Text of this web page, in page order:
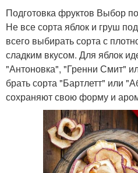
Подготовка фруктов Выбор
Не все сорта яблок и груш
всего выбирать сорта с
сладким вкусом. Для яблок
"Антоновка", "Гренни Смит"
брать сорта "Бартлетт" или
сохраняют свою форму и